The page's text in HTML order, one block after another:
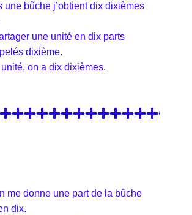
une bûche j’obtient dix dixièmes
une unité en dix parts
dixième.
on a dix dixièmes.
me donne une part de la bûche
dix.